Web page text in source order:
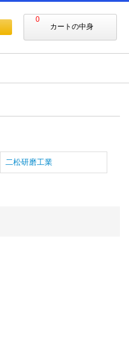
0
カートの中身
二松研磨工業